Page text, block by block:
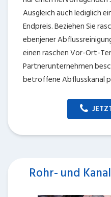
Ausgleich auch lediglich
Endpreis. Beziehen Sie
ebenjener
einen raschen Vor-Ort-
Partnerunternehmen
betroffene Abflusskanal
Rohr- und